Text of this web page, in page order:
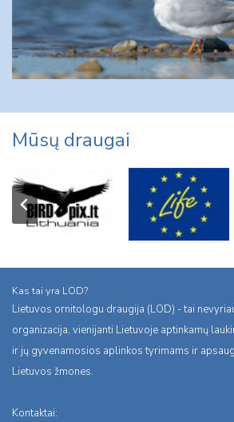
Mūsų draugai
Kas tai yra LOD?
Lietuvos ornitologu draugija (LOD) - tai
organizacija, vienijanti Lietuvoje aptinkamų
ir jų gyvenamosios aplinkos tyrimams ir
Lietuvos žmones.
Kontaktai: